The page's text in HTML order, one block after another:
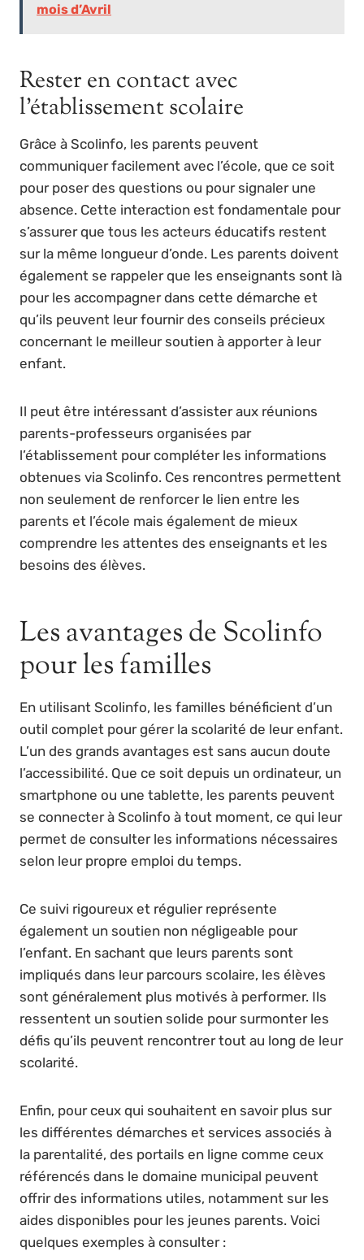
mois d’Avril
Rester en contact avec
l’établissement scolaire
Grâce à Scolinfo, les parents peuvent
communiquer facilement avec l’école, que ce soit
pour poser des questions ou pour signaler une
absence. Cette interaction est fondamentale pour
s’assurer que tous les acteurs éducatifs restent
sur la même longueur d’onde. Les parents doivent
également se rappeler que les enseignants sont là
pour les accompagner dans cette démarche et
qu’ils peuvent leur fournir des conseils précieux
concernant le meilleur soutien à apporter à leur
enfant.
Il peut être intéressant d’assister aux réunions
parents-professeurs organisées par
l’établissement pour compléter les informations
obtenues via Scolinfo. Ces rencontres permettent
non seulement de renforcer le lien entre les
parents et l’école mais également de mieux
comprendre les attentes des enseignants et les
besoins des élèves.
Les avantages de Scolinfo
pour les familles
En utilisant Scolinfo, les familles bénéficient d’un
outil complet pour gérer la scolarité de leur enfant.
L’un des grands avantages est sans aucun doute
l’accessibilité. Que ce soit depuis un ordinateur, un
smartphone ou une tablette, les parents peuvent
se connecter à Scolinfo à tout moment, ce qui leur
permet de consulter les informations nécessaires
selon leur propre emploi du temps.
Ce suivi rigoureux et régulier représente
également un soutien non négligeable pour
l’enfant. En sachant que leurs parents sont
impliqués dans leur parcours scolaire, les élèves
sont généralement plus motivés à performer. Ils
ressentent un soutien solide pour surmonter les
défis qu’ils peuvent rencontrer tout au long de leur
scolarité.
Enfin, pour ceux qui souhaitent en savoir plus sur
les différentes démarches et services associés à
la parentalité, des portails en ligne comme ceux
référencés dans le domaine municipal peuvent
offrir des informations utiles, notamment sur les
aides disponibles pour les jeunes parents. Voici
quelques exemples à consulter :